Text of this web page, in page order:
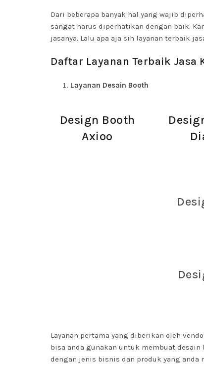
Dari beberapa banyak hal yang wajib
sangat harus diperhatikan dengan baik.
jasanya. Lalu apa aja sih layanan terbaik
Daftar Layanan Terbaik Jasa
Layanan Desain Booth
Design Booth
Axioo
Layanan pertama yang diberikan oleh
bisa anda gunakan untuk membuat
dengan jenis bisnis dan produk yang anda